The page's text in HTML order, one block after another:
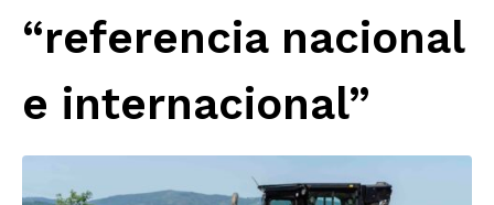
“referencia nacional
e internacional”